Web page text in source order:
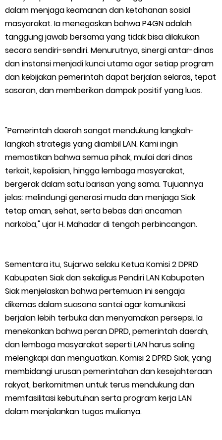
Kapolres Kep. Meranti Besuk Tokoh Masyarakat H. Katan di
RSUD Selatpanjang
Polsek Sabak Auh Bersama UPTD Pertanian Siapkan Lahan
Jagung 1,5 Hektare, Dukung Ketahanan Pangan
dengan Tepung Tawar, Persaudaraan Serumpun Kian Erat
Polsek Kawasan Pelabuhan Tembilahan Perkuat Ketahanan
Pangan Lewat Pendampingan Budidaya Jagung
Musyawarah LAM Ke-3 Tualang Sukses, Zulkifli Z (Nomor Urut 1)
Thursday, 6 August
dalam menjaga keamanan dan ketahanan sosial
masyarakat. Ia menegaskan bahwa P4GN adalah
tanggung jawab bersama yang tidak bisa dilakukan
secara sendiri-sendiri. Menurutnya, sinergi antar-dinas
dan instansi menjadi kunci utama agar setiap program
dan kebijakan pemerintah dapat berjalan selaras, tepat
sasaran, dan memberikan dampak positif yang luas.
"Pemerintah daerah sangat mendukung langkah-
langkah strategis yang diambil LAN. Kami ingin
memastikan bahwa semua pihak, mulai dari dinas
terkait, kepolisian, hingga lembaga masyarakat,
bergerak dalam satu barisan yang sama. Tujuannya
jelas: melindungi generasi muda dan menjaga Siak
tetap aman, sehat, serta bebas dari ancaman
narkoba," ujar H. Mahadar di tengah perbincangan.
Sementara itu, Sujarwo selaku Ketua Komisi 2 DPRD
Kabupaten Siak dan sekaligus Pendiri LAN Kabupaten
Siak menjelaskan bahwa pertemuan ini sengaja
dikemas dalam suasana santai agar komunikasi
berjalan lebih terbuka dan menyamakan persepsi. Ia
menekankan bahwa peran DPRD, pemerintah daerah,
dan lembaga masyarakat seperti LAN harus saling
melengkapi dan menguatkan. Komisi 2 DPRD Siak, yang
membidangi urusan pemerintahan dan kesejahteraan
rakyat, berkomitmen untuk terus mendukung dan
memfasilitasi kebutuhan serta program kerja LAN
dalam menjalankan tugas mulianya.